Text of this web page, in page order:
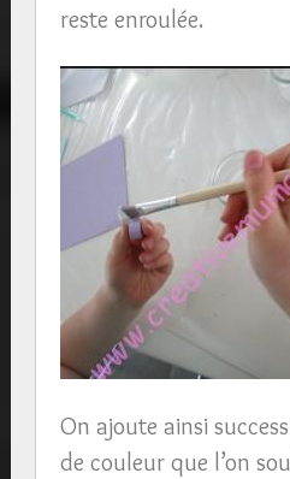
reste enroulée.
On ajoute ainsi
de couleur que l’on